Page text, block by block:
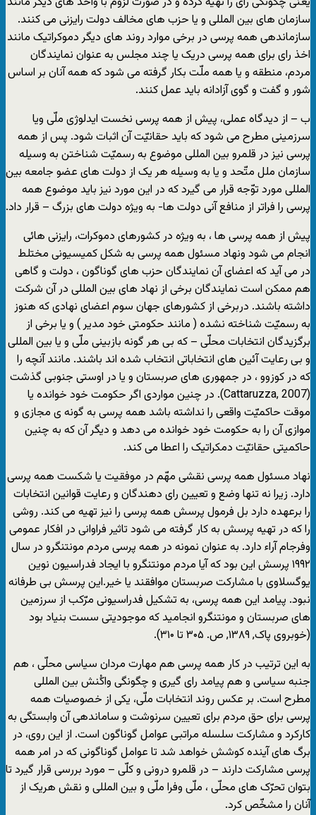
سازمان های بین المللی و یا حزب های مخالف دولت رایزنی می کنند.
سازماندهی همه پرسی در برخی موارد روند های دیگر دموکراتیک مانند
اخذ رای برای همه پرسی دریک یا چند مجلس به عنوان نمایندگان
مردم، منطقه و یا همه ملّت بکار گرفته می شود که همه آنان بر اساس
شور و گفت و گوی آزادانه باید عمل کنند.
ب – از دیدگاه عملی، پیش از همه پرسی نخست ایدلوژی ملّی ویا
سرزمینی مطرح می شود که باید حقانیّت آن اثبات شود. پس از همه
پرسی نیز در قلمرو بین المللی موضوع به رسمیّت شناختن به وسیله
سازمان ملل متّحد و یا به وسیله هر یک از دولت های عضو جامعه بین
المللی مورد توّجه قرار می گیرد که در این مورد نیز باید موضوع همه
پرسی را فراتر از منافع آنی دولت ها- به ویژه دولت های بزرگ – قرار داد.
پیش از همه پرسی ها ، به ویژه در کشورهای دموکرات، رایزنی هائی
انجام می شود ونهاد مسئول همه پرسی به شکل کمیسیونی مختلط
در می آید که اعضای آن نمایندگان حزب های گوناگون ، دولت و گاهی
هم ممکن است نمایندگان برخی از نهاد های بین المللی در آن شرکت
داشته باشند. دربرخی از کشورهای جهان سوم اعضای نهادی که هنوز
به رسمیّت شناخته نشده ( مانند حکومتی خود مدیر ) و یا برخی از
برگزیدگان انتخابات محلّی – که بی هر گونه بازبینی ملّی و یا بین المللی
و بی رعایت آئین های انتخاباتی انتخاب شده اند باشند. مانند آنچه را
که در کوزوو ، در جمهوری های صربستان و یا در اوستی جنوبی گذشت
(Cattaruzza, 2007). در چنین مواردی اگر حکومت خود خوانده یا
موقت حاکمیّت واقعی را نداشته باشد همه پرسی به گونه ی مجازی و
موازی آن را به حکومت خود خوانده می دهد و دیگر آن که به چنین
حاکمیتی حقانیّت دمکراتیک را اعطا می کند.
نهاد مسئول همه پرسی نقشی مهّم در موفقیت یا شکست همه پرسی
دارد. زیرا نه تنها وضع و تعیین رای دهندگان و رعایت قوانین انتخابات
را برعهده دارد بل فرمول پرسش همه پرسی را نیز تهیه می کند. روشی
را که در تهیه پرسش به کار گرفته می شود تاثیر فراوانی در افکار عمومی
وفرجام آراء دارد. به عنوان نمونه در همه پرسی مردم مونتنگرو در سال
۱۹۹۲ پرسش این بود که آیا مردم مونتنگرو با ایجاد فدراسیون نوین
یوگسلاوی با مشارکت صربستان موافقند یا خیر.این پرسش بی طرفانه
نبود. پیامد این همه پرسی، به تشکیل فدراسیونی مرّکب از سرزمین
های صربستان و مونتنگرو انجامید که موجودیتی سست بنیاد بود
(خوبروی پاک, ۱۳۸۹, ص. ۳۰۵ تا ۳۱۰).
به این ترتیب در کار همه پرسی هم مهارت مردان سیاسی محلّی ، هم
جنبه سیاسی و هم پیامد رای گیری و چگونگی واکُنش بین المللی
مطرح است. بر عکس روند انتخابات ملّی، یکی از خصوصیات همه
پرسی برای حق مردم برای تعیین سرنوشت و ساماندهی آن وابستگی به
کارکرد و مشارکت سلسله مراتبی عوامل گوناگون است. از این روی، در
برگ های آینده کوشش خواهد شد تا عوامل گوناگونی که در امر همه
پرسی مشارکت دارند – در قلمرو درونی و کلّی – مورد بررسی قرار گیرد تا
بتوان تحرّک های محلّی ، ملّی وفرا ملّی و بین المللی و نقش هریک از
آنان را مشخّص کرد.